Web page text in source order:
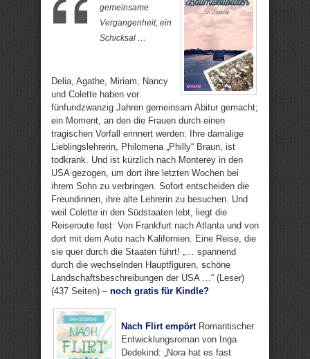
gemeinsame
Vergangenheit, ein
Schicksal …
Delia, Agathe, Miriam, Nancy
und Colette haben vor
fünfundzwanzig Jahren gemeinsam Abitur gemacht;
ein Moment, an den die Frauen durch einen
tragischen Vorfall erinnert werden: Ihre damalige
Lieblingslehrerin, Philomena „Philly“ Braun, ist
todkrank. Und ist kürzlich nach Monterey in den
USA gezogen, um dort ihre letzten Wochen bei
ihrem Sohn zu verbringen. Sofort entscheiden die
Freundinnen, ihre alte Lehrerin zu besuchen. Und
weil Colette in den Südstaaten lebt, liegt die
Reiseroute fest: Von Frankfurt nach Atlanta und von
dort mit dem Auto nach Kalifornien. Eine Reise, die
sie quer durch die Staaten führt! „… spannend
durch die wechselnden Hauptfiguren, schöne
Landschaftsbeschreibungen der USA …“ (Leser)
(437 Seiten) – noch gratis für Kindle?
Nach Flirt empörtRomantischer
Entwicklungsroman von Inga
Dedekind: „Nora hat es fast